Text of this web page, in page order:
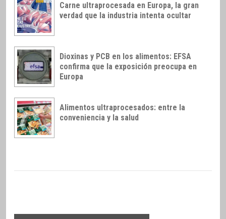
Carne ultraprocesada en Europa, la gran
verdad que la industria intenta ocultar
Dioxinas y PCB en los alimentos: EFSA
confirma que la exposición preocupa en
Europa
Alimentos ultraprocesados: entre la
conveniencia y la salud